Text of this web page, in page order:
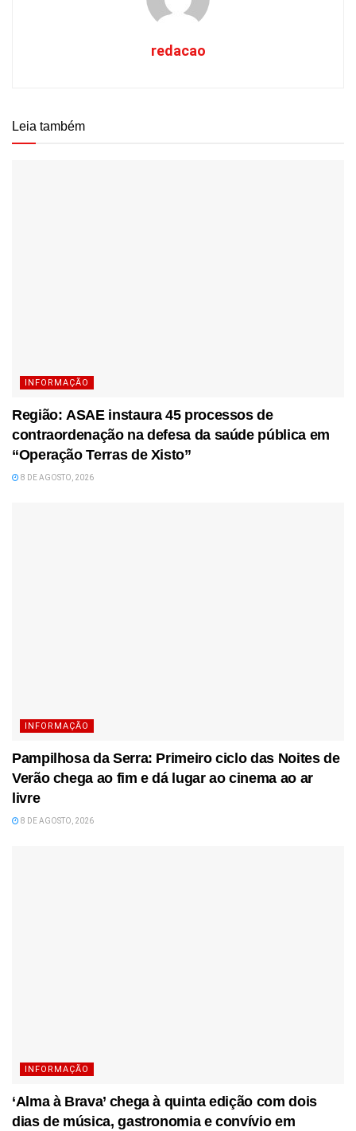
redacao
Leia também
INFORMAÇÃO
Região: ASAE instaura 45 processos de
contraordenação na defesa da saúde pública em
“Operação Terras de Xisto”
8 DE AGOSTO, 2026
INFORMAÇÃO
Pampilhosa da Serra: Primeiro ciclo das Noites de
Verão chega ao fim e dá lugar ao cinema ao ar
livre
8 DE AGOSTO, 2026
INFORMAÇÃO
‘Alma à Brava’ chega à quinta edição com dois
dias de música, gastronomia e convívio em